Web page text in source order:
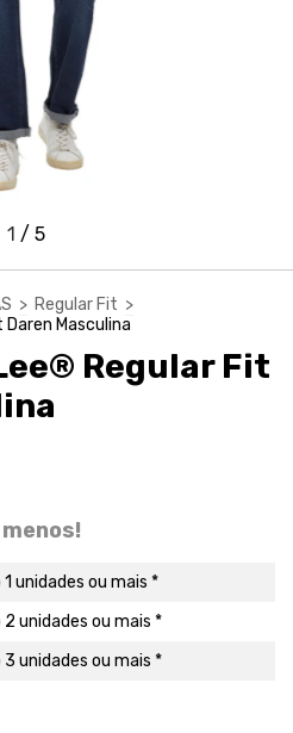
1 / 5
> Regular Fit >
Masculina
Regular Fit
unidades ou mais *
unidades ou mais *
unidades ou mais *